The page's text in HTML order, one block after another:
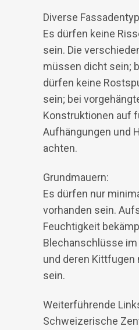
Diverse
Es dürfen keine
sein. Die
müssen dicht sein;
dürfen keine
sein; bei
Konstruktionen auf
Aufhängungen und
achten.
Grundmauern:
Es dürfen nur
vorhanden sein.
Feuchtigkeit
Blechanschlüsse
und deren
sein.
Weiterführende
Schweizerische